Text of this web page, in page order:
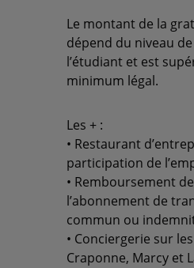
Le montant de la
dépend du niveau
l’étudiant et est
minimum légal.
Les + :
• Restaurant
participation de
• Remboursement
l’abonnement de
commun ou
• Conciergerie sur
Craponne, Marcy et